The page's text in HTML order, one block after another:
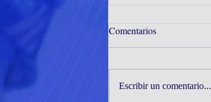
Comentarios
Escribir un comentario...